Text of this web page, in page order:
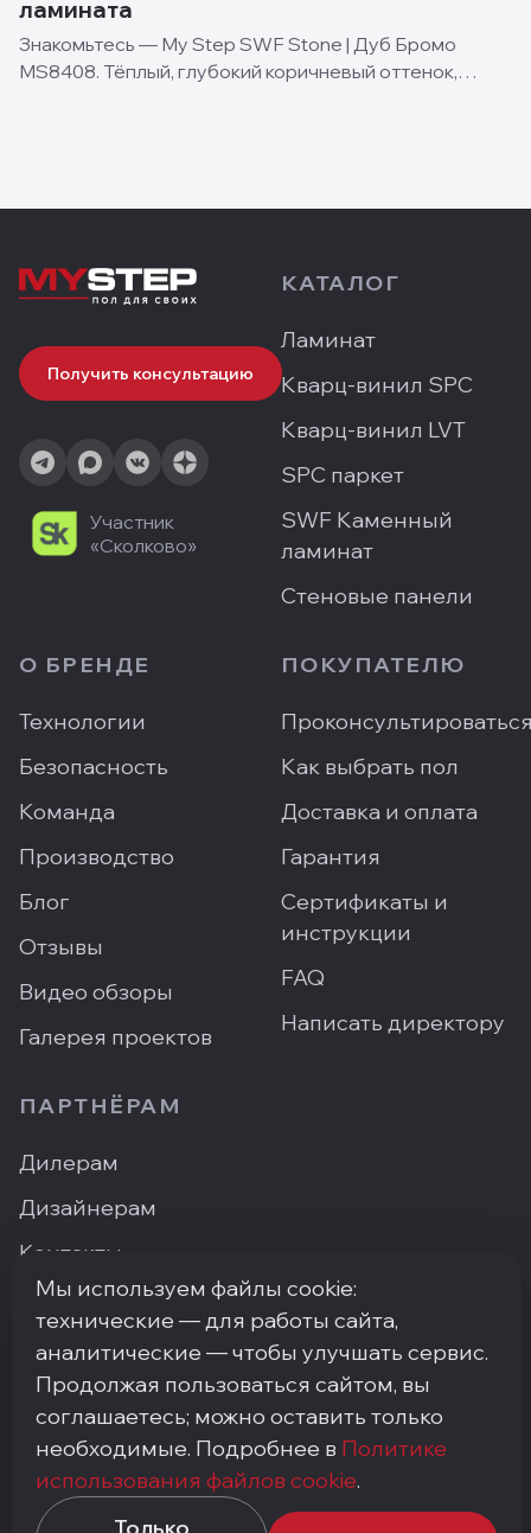
ламината
Знакомьтесь — My Step SWF Stone | Дуб Бромо
MS8408. Тёплый, глубокий коричневый оттенок,
Получить консультацию
Участник
«Сколково»
КАТАЛОГ
Ламинат
Кварц-винил SPC
Кварц-винил LVT
SPC паркет
SWF Каменный
ламинат
Стеновые панели
О БРЕНДЕ
Технологии
Безопасность
Команда
Производство
Блог
Отзывы
Видео обзоры
Галерея проектов
ПОКУПАТЕЛЮ
Как выбрать пол
Доставка и оплата
Гарантия
Сертификаты и
инструкции
FAQ
Написать директору
ПАРТНЁРАМ
Дилерам
Дизайнерам
Контакты
Где купить
ПН–ПТ: 9:00–18:00
Москва, ArtPlay, Нижняя
Сыромятническая, 10с3
+7 (495) 748-92-20 · info@my-step.ru
Политика конфиденциальности
Соглашение на обработку персональных данных
Мы используем файлы cookie:
технические — для работы сайта,
аналитические — чтобы улучшать сервис.
Продолжая пользоваться сайтом, вы
соглашаетесь; можно оставить только
необходимые. Подробнее в Политике
использования файлов cookie.